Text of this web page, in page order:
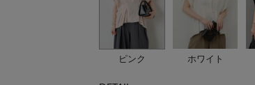
ピンク ホワイト